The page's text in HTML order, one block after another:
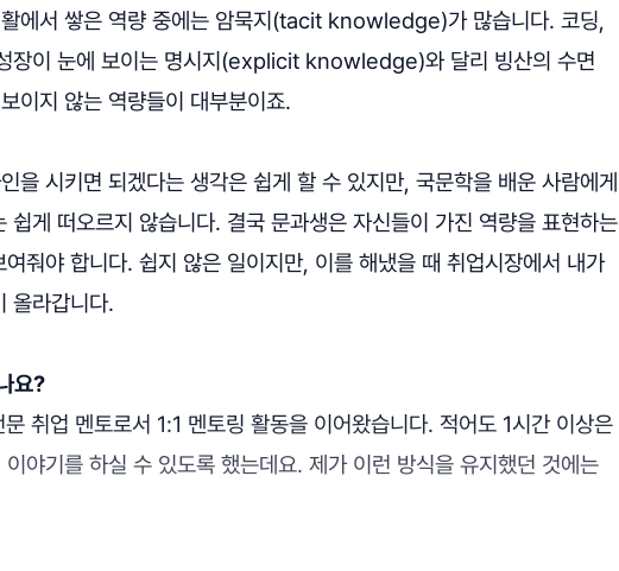
활에서 쌓은 역량 중에는 암묵지(tacit knowledge)가 많습니다. 코딩,
장이 눈에 보이는 명시지(explicit knowledge)와 달리 빙산의 수면
이지 않는 역량들이 대부분이죠.
을 시키면 되겠다는 생각은 쉽게 할 수 있지만, 국문학을 배운 사람에게
쉽게 떠오르지 않습니다. 결국 문과생은 자신들이 가진 역량을 표현하는
줘야 합니다. 쉽지 않은 일이지만, 이를 해냈을 때 취업시장에서 내가
올라갑니다.
요?
취업 멘토로서 1:1 멘토링 활동을 이어왔습니다. 적어도 1시간 이상은
야기를 하실 수 있도록 했는데요. 제가 이런 방식을 유지했던 것에는